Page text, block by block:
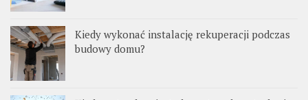
Kiedy wykonać instalację rekuperacji podczas
budowy domu?